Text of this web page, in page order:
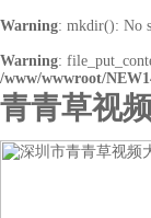
Warning: mkdir(): No
Warning:
/www/wwwroot/
青青草视